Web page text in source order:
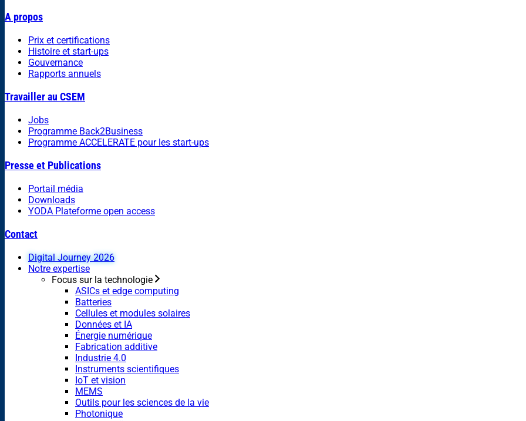
A propos
Prix et certifications
Histoire et start-ups
Gouvernance
Rapports annuels
Travailler au CSEM
Jobs
Programme Back2Business
Programme ACCELERATE pour les start-ups
Presse et Publications
Portail média
Downloads
YODA Plateforme open access
Contact
Digital Journey 2026
Notre expertise
Focus sur la technologie
ASICs et edge computing
Batteries
Cellules et modules solaires
Données et IA
Énergie numérique
Fabrication additive
Industrie 4.0
Instruments scientifiques
IoT et vision
MEMS
Outils pour les sciences de la vie
Photonique